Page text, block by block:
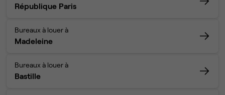
République Paris
Bureaux à louer à
Madeleine
Bureaux à louer à
Bastille